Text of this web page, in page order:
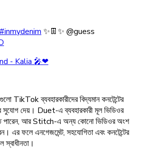
#inmydenim ✨👖✨ @guess
- Kalia 🎤❤
TikTok ব্যবহারকারীদের বিদ্যমান কনটেন্টের
সুযোগ দেয়। Duet-এ ব্যবহারকারী মূল ভিডিওর
পারেন, আর Stitch-এ অন্য কোনো ভিডিওর অংশ
এর ফলে এনগেজমেন্ট, সহযোগিতা এবং কনটেন্টের
স্বাধীনতা।